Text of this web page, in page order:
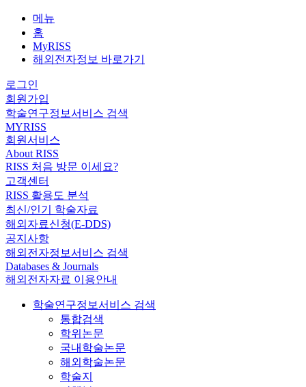
메뉴
홈
MyRISS
해외전자정보 바로가기
로그인
회원가입
학술연구정보서비스 검색
MYRISS
회원서비스
About RISS
RISS 처음 방문 이세요?
고객센터
RISS 활용도 분석
최신/인기 학술자료
해외자료신청(E-DDS)
공지사항
해외전자정보서비스 검색
Databases & Journals
해외전자자료 이용안내
학술연구정보서비스 검색
통합검색
학위논문
국내학술논문
해외학술논문
학술지